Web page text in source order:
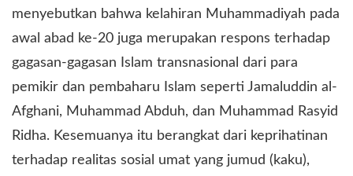
menyebutkan bahwa kelahiran Muhammadiyah pada
awal abad ke-20 juga merupakan respons terhadap
gagasan-gagasan Islam transnasional dari para
pemikir dan pembaharu Islam seperti Jamaluddin al-
Afghani, Muhammad Abduh, dan Muhammad Rasyid
Ridha. Kesemuanya itu berangkat dari keprihatinan
terhadap realitas sosial umat yang jumud (kaku),